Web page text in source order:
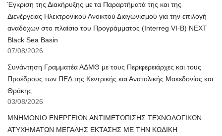
Έγκριση της Διακήρυξης με τα Παραρτήματά της και της
Διενέργειας Ηλεκτρονικού Ανοικτού Διαγωνισμού για την επιλογή
αναδόχων στο πλαίσιο του Προγράμματος (Interreg VI-B) NEXT
Black Sea Basin
07/08/2026
Συνάντηση Γραμματέα ΑΔΜΘ με τους Περιφερειάρχες και τους
Προέδρους των ΠΕΔ της Κεντρικής και Ανατολικής Μακεδονίας και
Θράκης
03/08/2026
ΜΝΗΜΟΝΙΟ ΕΝΕΡΓΕΙΩΝ ΑΝΤΙΜΕΤΩΠΙΣΗΣ ΤΕΧΝΟΛΟΓΙΚΩΝ
ΑΤΥΧΗΜΑΤΩΝ ΜΕΓΑΛΗΣ ΕΚΤΑΣΗΣ ΜΕ ΤΗΝ ΚΩΔΙΚΗ